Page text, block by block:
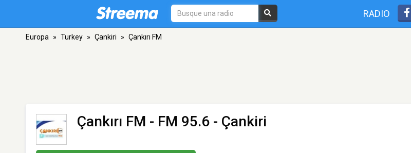
RADIO
Europa » Turkey » Çankiri » Çankırı FM
Çankırı FM - FM 95.6 - Çankiri